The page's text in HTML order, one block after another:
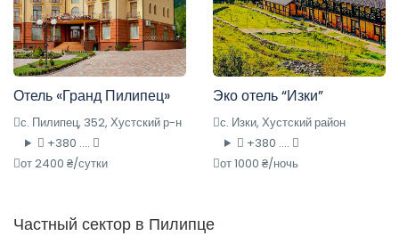
Отель «Гранд Пилипец»
с. Пилипец, 352, Хустский р-н
+380 ....
от 2400 ₴/сутки
Эко отель “Изки”
с. Изки, Хустский район
+380 ....
от 1000 ₴/ночь
Частный сектор в Пилипце